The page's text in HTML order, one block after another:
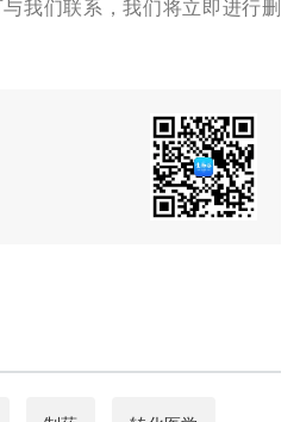
我们联系，我们将立即进行删